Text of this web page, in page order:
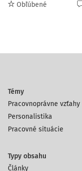
Obľúbené
Témy
Pracovnoprávne vzťahy
Personalistika
Pracovné situácie
Typy obsahu
Články